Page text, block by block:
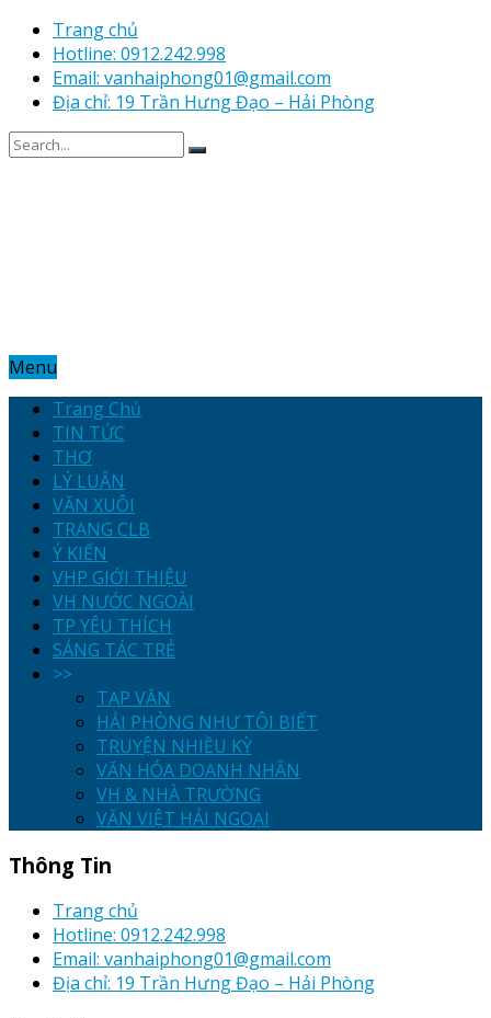
Trang chủ
Hotline: 0912.242.998
Email: vanhaiphong01@gmail.com
Địa chỉ: 19 Trần Hưng Đạo – Hải Phòng
Menu
Trang Chủ
TIN TỨC
THƠ
LÝ LUẬN
VĂN XUÔI
TRANG CLB
Ý KIẾN
VHP GIỚI THIỆU
VH NƯỚC NGOÀI
TP YÊU THÍCH
SÁNG TÁC TRẺ
>>
TẠP VĂN
HẢI PHÒNG NHƯ TÔI BIẾT
TRUYỆN NHIỀU KỲ
VĂN HÓA DOANH NHÂN
VH & NHÀ TRƯỜNG
VĂN VIỆT HẢI NGOẠI
Thông Tin
Trang chủ
Hotline: 0912.242.998
Email: vanhaiphong01@gmail.com
Địa chỉ: 19 Trần Hưng Đạo – Hải Phòng